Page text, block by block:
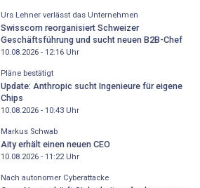
Urs Lehner verlässt das Unternehmen
Swisscom reorganisiert Schweizer
Geschäftsführung und sucht neuen B2B-Chef
10.08.2026 - 12:16Uhr
Pläne bestätigt
Update: Anthropic sucht Ingenieure für eigene
Chips
10.08.2026 - 10:43Uhr
Markus Schwab
Aity erhält einen neuen CEO
10.08.2026 - 11:22Uhr
Nach autonomer Cyberattacke